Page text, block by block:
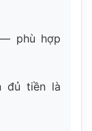
— phù hợp
đủ tiền là